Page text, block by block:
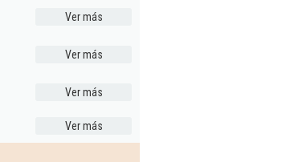
Ver más
Ver más
Ver más
Ver más